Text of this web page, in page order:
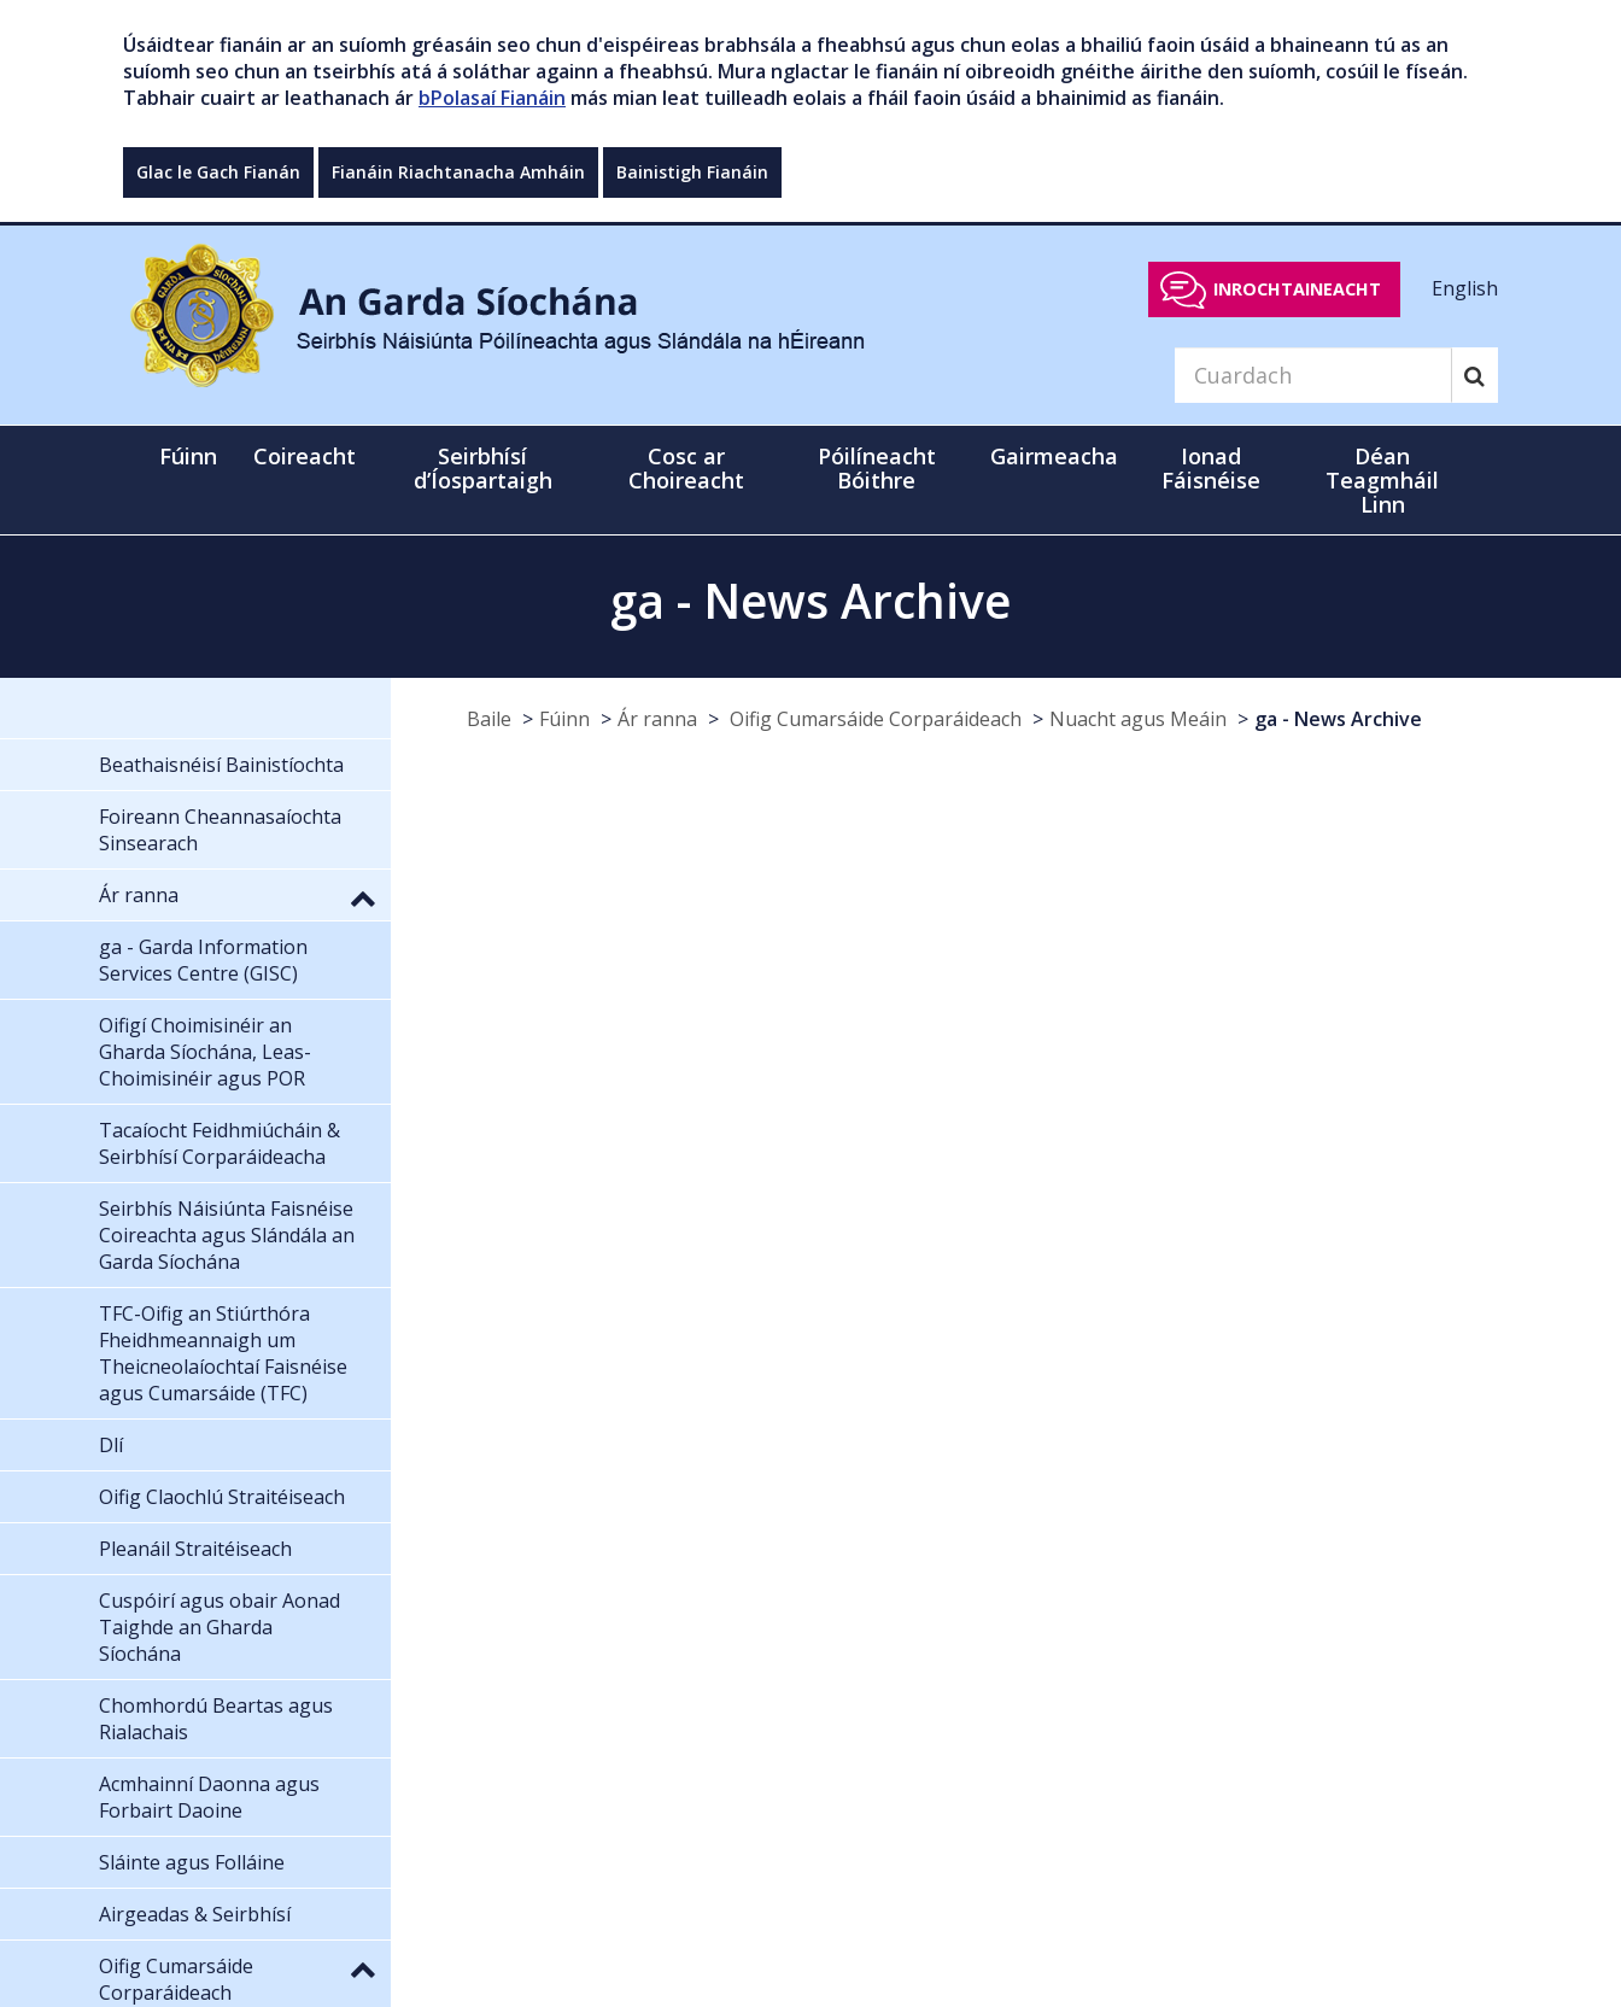
Úsáidtear fianáin ar an suíomh gréasáin seo chun d'eispéireas brabhsála a fheabhsú agus chun eolas a bhailiú faoin úsáid a bhaineann tú as an
suíomh seo chun an tseirbhís atá á soláthar againn a fheabhsú. Mura nglactar le fianáin ní oibreoidh gnéithe áirithe den suíomh, cosúil le físeán.
Tabhair cuairt ar leathanach ár bPolasaí Fianáin más mian leat tuilleadh eolais a fháil faoin úsáid a bhainimid as fianáin.
Glac le Gach Fianán Fianáin Riachtanacha Amháin Bainistigh Fianáin
INROCHTAINEACHT English
Fúinn Coireacht
Seirbhísí
d’Íospartaigh
Cosc ar
Choireacht
Póilíneacht
Bóithre
Gairmeacha
Ionad
Fáisnéise
Déan
Teagmháil
Linn
ga - News Archive
Baile Fúinn Ár ranna Oifig Cumarsáide Corparáideach Nuacht agus Meáin
ga - News Archive
Beathaisnéisí Bainistíochta
Foireann Cheannasaíochta
Sinsearach
Ár ranna
ga - Garda Information
Services Centre (GISC)
Oifigí Choimisinéir an
Gharda Síochána, Leas-
Choimisinéir agus POR
Tacaíocht Feidhmiúcháin &
Seirbhísí Corparáideacha
Seirbhís Náisiúnta Faisnéise
Coireachta agus Slándála an
Garda Síochána
TFC-Oifig an Stiúrthóra
Fheidhmeannaigh um
Theicneolaíochtaí Faisnéise
agus Cumarsáide (TFC)
Dlí
Oifig Claochlú Straitéiseach
Pleanáil Straitéiseach
Cuspóirí agus obair Aonad
Taighde an Gharda
Síochána
Chomhordú Beartas agus
Rialachais
Acmhainní Daonna agus
Forbairt Daoine
Sláinte agus Folláine
Airgeadas & Seirbhísí
Oifig Cumarsáide
Corparáideach